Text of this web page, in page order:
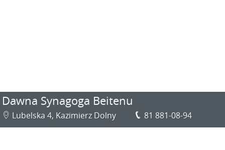
Dawna Synagoga Beitenu
Lubelska 4, Kazimierz Dolny 81 881-08-94